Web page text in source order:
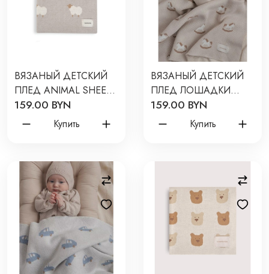
ВЯЗАНЫЙ ДЕТСКИЙ
ПЛЕД ANIMAL SHEEPS
80*120 ЦВЕТ: СЕРЫЙ
W164-029-80/120
159.00 BYN
Купить
ВЯЗАНЫЙ ДЕТСКИЙ
ПЛЕД ЛОШАДКИ
ЦВЕТ: ТОПЛЕНОЕ
МОЛОКО LW23-5002-
034-80/120
159.00 BYN
Купить